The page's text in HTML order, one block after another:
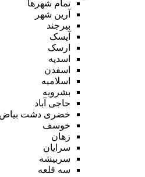
تمام شهر‌ها
آرین شهر
بیرجند
آیسک
ارسک
اسدیه
اسفدن
اسلامیه
بشرویه
حاجی آباد
خضری دشت بیاض
خوسف
زهان
سرایان
سربیشه
سه قلعه